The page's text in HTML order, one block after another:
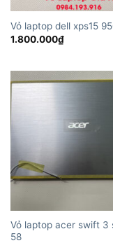
Vỏ laptop dell xps15
1.800.000₫
Vỏ laptop acer swift 3
58